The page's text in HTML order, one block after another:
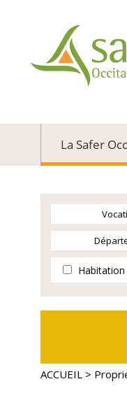
La Safer
Habitation
ACCUEIL >